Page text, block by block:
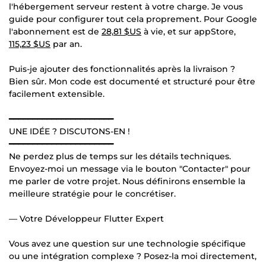
l'hébergement serveur restent à votre charge. Je vous
guide pour configurer tout cela proprement. Pour Google
l'abonnement est de 28,81 $US à vie, et sur appStore,
115,23 $US par an.
Puis-je ajouter des fonctionnalités après la livraison ?
Bien sûr. Mon code est documenté et structuré pour être
facilement extensible.
━━━━━━━━━━━━━━━━━━━━━━
UNE IDÉE ? DISCUTONS-EN !
━━━━━━━━━━━━━━━━━━━━━━
Ne perdez plus de temps sur les détails techniques.
Envoyez-moi un message via le bouton "Contacter" pour
me parler de votre projet. Nous définirons ensemble la
meilleure stratégie pour le concrétiser.
— Votre Développeur Flutter Expert
Vous avez une question sur une technologie spécifique
ou une intégration complexe ? Posez-la moi directement,